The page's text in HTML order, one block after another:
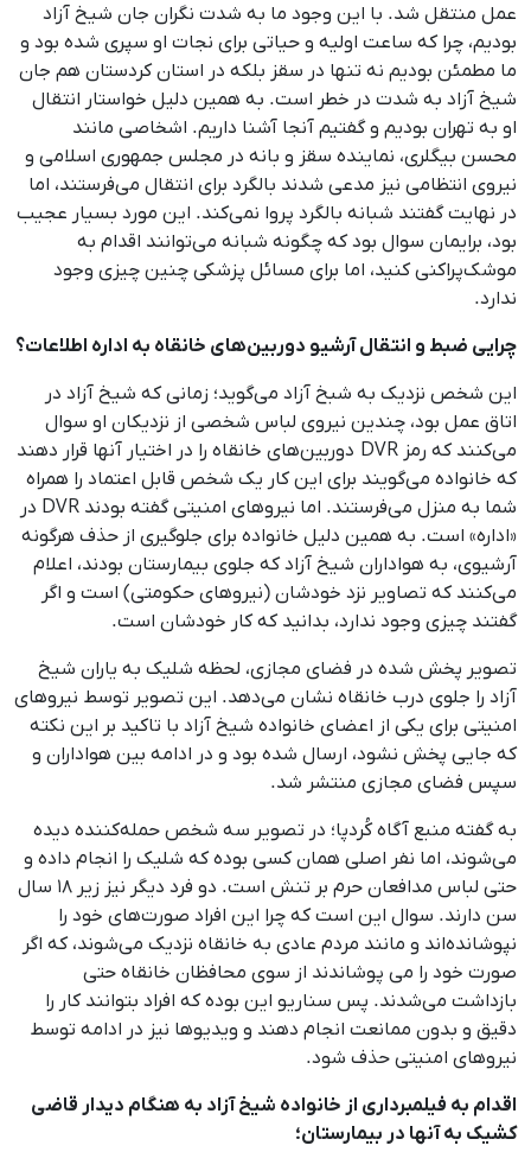
عمل منتقل شد. با این وجود ما به‌ شدت نگران جان شیخ آزاد
بودیم، چرا که ساعت اولیه و حیاتی برای نجات او سپری شده بود و
ما مطمئن بودیم نه ‌تنها در سقز بلکه در استان کردستان هم جان
شیخ آزاد به ‌شدت در خطر است. به ‌همین دلیل خواستار انتقال
او به تهران بودیم و گفتیم آنجا آشنا داریم. اشخاصی مانند
محسن بیگلری، نماینده سقز و بانه در مجلس جمهوری اسلامی و
نیروی انتظامی نیز مدعی شدند بالگرد برای انتقال می‌فرستند، اما
در نهایت گفتند شبانه بالگرد پروا نمی‌کند. این مورد بسیار عجیب
بود، برایمان سوال بود که چگونه شبانه می‌توانند اقدام به
موشک‌‌پراکنی کنید، اما برای مسائل پزشکی چنین چیزی وجود
ندارد.
چرایی ضبط و انتقال آرشیو دوربین‌های خانقاه به اداره اطلاعات؟
این شخص نزدیک به شبخ آزاد می‌گوید؛ زمانی که شیخ آزاد در
اتاق عمل بود، چندین نیروی لباس شخصی از نزدیکان او سوال
می‌کنند که رمز DVR دوربین‌های خانقاه را در اختیار آنها قرار دهند
که خانواده می‌گویند برای این کار یک شخص قابل اعتماد را همراه
شما به منزل می‌فرستند. اما نیروهای امنیتی گفته بودند DVR در
«اداره» است. به‌ همین دلیل خانواده برای جلوگیری از حذف هرگونه
آرشیوی، به هواداران شیخ آزاد که جلوی بیمارستان بودند، اعلام
می‌کنند که تصاویر نزد خودشان (نیروهای حکومتی) است و اگر
گفتند چیزی وجود ندارد، بدانید که کار خودشان است.
تصویر پخش شده در فضای مجازی، لحظه شلیک به یاران شیخ
آزاد را جلوی درب خانقاه نشان می‌دهد. این تصویر توسط نیروهای
امنیتی برای یکی از اعضای خانواده شیخ آزاد با تاکید بر این نکته
که جایی پخش نشود، ارسال شده بود و در ادامه بین هواداران و
سپس فضای مجازی منتشر شد.
به‌ گفته منبع آگاه کُردپا؛ در تصویر سه شخص حمله‌کننده دیده
می‌شوند، اما نفر اصلی همان کسی بوده که شلیک را انجام داده و
حتی لباس مدافعان حرم بر تنش است. دو فرد دیگر نیز زیر ۱۸ سال
سن دارند. سوال این است که چرا این افراد صورت‌های خود را
نپوشانده‌اند و مانند مردم عادی به خانقاه نزدیک می‌شوند، که اگر
صورت خود را می پوشاندند از سوی محافظان خانقاه حتی
بازداشت می‌شدند. پس سناریو این بوده که افراد بتوانند کار را
دقیق و بدون ممانعت انجام دهند و ویدیوها نیز در ادامه توسط
نیروهای امنیتی حذف شود.
اقدام به فیلمبرداری از خانواده شیخ آزاد به هنگام دیدار قاضی
کشیک به آنها در بیمارستان؛